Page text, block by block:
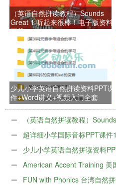
（英语自然拼读教程）Sounds
Great 1 听起来很棒！电子版资料
下载
少儿小学英语自然拼读资料PPT课
件+Word讲义+视频入门全套
（英语自然拼读教程）
料下载超详细小学国际音标PPT课件
少儿小学英语自然拼读资料
套 American Accent Training 美
FUN with Phonics 台湾自然